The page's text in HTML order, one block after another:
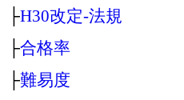
├H30改定‐法規
├合格率
├難易度